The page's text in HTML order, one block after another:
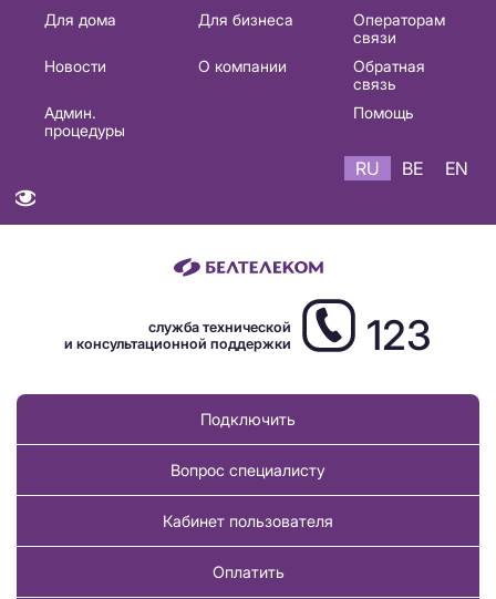
Основная
навигация
Для дома Для бизнеса
Операторам
связи
Новости
О компании
Обратная
связь
Админ.
процедуры
Помощь
RU BE EN
служба технической
и консультационной поддержки
123
Подключить
Вопрос специалисту
Кабинет пользователя
Оплатить